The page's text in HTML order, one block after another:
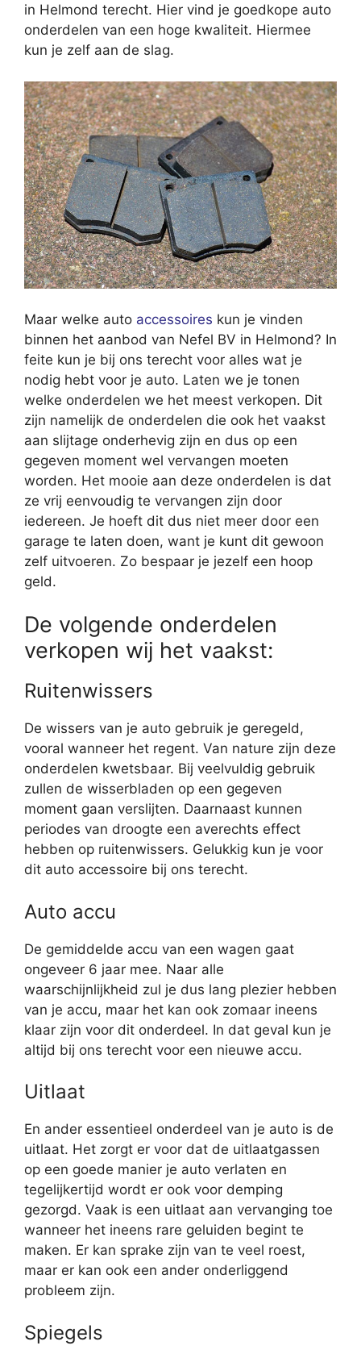
in Helmond terecht. Hier vind je goedkope auto
onderdelen van een hoge kwaliteit. Hiermee
kun je zelf aan de slag.
Maar welke auto accessoires kun je vinden
binnen het aanbod van Nefel BV in Helmond? In
feite kun je bij ons terecht voor alles wat je
nodig hebt voor je auto. Laten we je tonen
welke onderdelen we het meest verkopen. Dit
zijn namelijk de onderdelen die ook het vaakst
aan slijtage onderhevig zijn en dus op een
gegeven moment wel vervangen moeten
worden. Het mooie aan deze onderdelen is dat
ze vrij eenvoudig te vervangen zijn door
iedereen. Je hoeft dit dus niet meer door een
garage te laten doen, want je kunt dit gewoon
zelf uitvoeren. Zo bespaar je jezelf een hoop
geld.
De volgende onderdelen
verkopen wij het vaakst:
Ruitenwissers
De wissers van je auto gebruik je geregeld,
vooral wanneer het regent. Van nature zijn deze
onderdelen kwetsbaar. Bij veelvuldig gebruik
zullen de wisserbladen op een gegeven
moment gaan verslijten. Daarnaast kunnen
periodes van droogte een averechts effect
hebben op ruitenwissers. Gelukkig kun je voor
dit auto accessoire bij ons terecht.
Auto accu
De gemiddelde accu van een wagen gaat
ongeveer 6 jaar mee. Naar alle
waarschijnlijkheid zul je dus lang plezier hebben
van je accu, maar het kan ook zomaar ineens
klaar zijn voor dit onderdeel. In dat geval kun je
altijd bij ons terecht voor een nieuwe accu.
Uitlaat
En ander essentieel onderdeel van je auto is de
uitlaat. Het zorgt er voor dat de uitlaatgassen
op een goede manier je auto verlaten en
tegelijkertijd wordt er ook voor demping
gezorgd. Vaak is een uitlaat aan vervanging toe
wanneer het ineens rare geluiden begint te
maken. Er kan sprake zijn van te veel roest,
maar er kan ook een ander onderliggend
probleem zijn.
Spiegels